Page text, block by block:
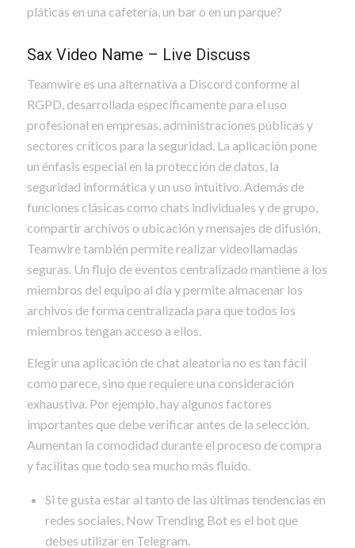
pláticas en una cafetería, un bar o en un parque?
Sax Video Name – Live Discuss
Teamwire es una alternativa a Discord conforme al
RGPD, desarrollada específicamente para el uso
profesional en empresas, administraciones públicas y
sectores críticos para la seguridad. La aplicación pone
un énfasis especial en la protección de datos, la
seguridad informática y un uso intuitivo. Además de
funciones clásicas como chats individuales y de grupo,
compartir archivos o ubicación y mensajes de difusión,
Teamwire también permite realizar videollamadas
seguras. Un flujo de eventos centralizado mantiene a los
miembros del equipo al día y permite almacenar los
archivos de forma centralizada para que todos los
miembros tengan acceso a ellos.
Elegir una aplicación de chat aleatoria no es tan fácil
como parece, sino que requiere una consideración
exhaustiva. Por ejemplo, hay algunos factores
importantes que debe verificar antes de la selección.
Aumentan la comodidad durante el proceso de compra
y facilitas que todo sea mucho más fluido.
Si te gusta estar al tanto de las últimas tendencias en
redes sociales, Now Trending Bot es el bot que
debes utilizar en Telegram.